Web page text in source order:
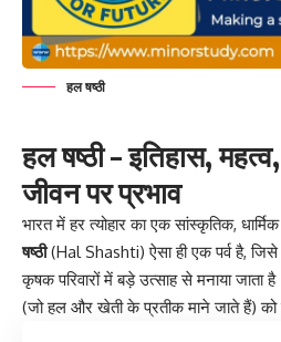
हल षष्ठी
हल षष्ठी – इतिहास,
जीवन पर प्रभाव
भारत में हर त्योहार का एक सांस्कृतिक,
षष्ठी(Hal Shashti) ऐसा ही एक पर्व है, जिसे
कृषक परिवारों में बड़े उत्साह से मनाया जाता
(जो हल और खेती के प्रतीक माने जाते हैं) को